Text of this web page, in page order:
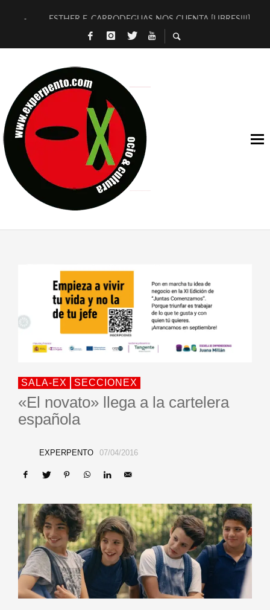
ESTHER F. CARRODEGUAS NOS CUENTA [LIBRES!!!]
[TERRA DE GUAPES] DE SANDRA MONFORT
TIMBRE 4, LA ESCUELA DEL DIRECTOR TEATRAL CLAUDIO
30 AÑOS (NO ES NADA) DE LA KATARSIS DEL TOMATAZO
MILITARES JUDÍAS EN #EXVITA
D’BALDOMEROS REINVENTAN [BITÁCORA 3.0] EN EXVITA
MARSHALL FLASH PRESENTA EN EXVITA [RELATIVA
JOFRE BARDAGÍ EN EXVITA INTERPRETANDO A SERRAT
SALA-EX SECCIONEX
«El novato» llega a la cartelera
española
EXPERPENTO 07/04/2016